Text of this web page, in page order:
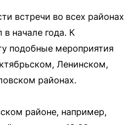
встречи во всех районах
начале года. К
подобные мероприятия
Ленинском,
районах.
районе, например,